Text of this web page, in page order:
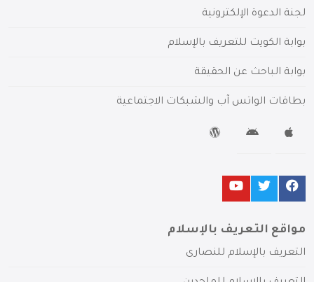
لجنة الدعوة الإلكترونية
بوابة الكويت للتعريف بالإسلام
بوابة الباحث عن الحقيقة
بطاقات الواتس آب والشبكات الاجتماعية
مواقع التعريف بالإسلام
التعريف بالإسلام للنصارى